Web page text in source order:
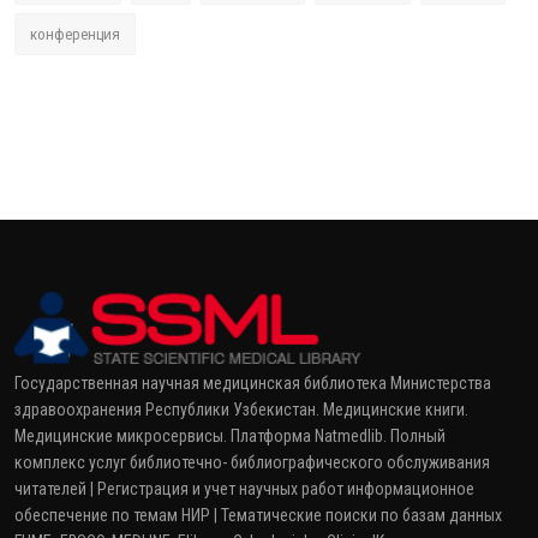
конференция
Государственная научная медицинская библиотека Министерства
здравоохранения Республики Узбекистан. Медицинские книги.
Медицинские микросервисы. Платформа Natmedlib. Полный
комплекс услуг библиотечно- библиографического обслуживания
читателей | Регистрация и учет научных работ информационное
обеспечение по темам НИР | Тематические поиски по базам данных